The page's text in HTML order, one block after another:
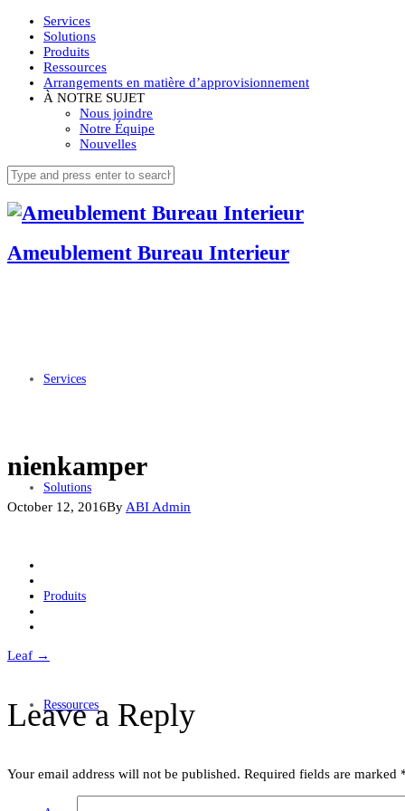
Services
Solutions
Produits
Ressources
Arrangements en matière d’approvisionnement
À NOTRE SUJET
Nous joindre
Notre Équipe
Nouvelles
Ameublement Bureau Interieur
Services
Solutions
Produits
Ressources
nienkamper
October 12, 2016By ABI Admin
Post
Leaf →
Leave a Reply
Your email address will not be published. Required fields are marked